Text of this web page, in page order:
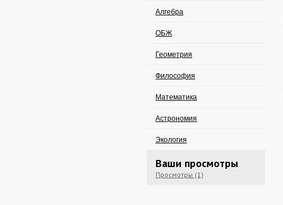
Алгебра
ОБЖ
Геометрия
Философия
Математика
Астрономия
Экология
Ваши просмотры
Просмотры (1)